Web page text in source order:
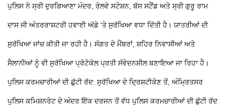
ਪੁਲਿਸ ਨੇ ਸ੍ਰੀ ਦੁਰਗਿਆਣਾ ਮੰਦਰ, ਰੇਲਵੇ ਸਟੇਸ਼ਨ, ਬੱਸ ਸਟੈਂਡ ਅਤੇ ਸ੍ਰੀ ਗੁਰੂ ਰਾਮ
ਦਾਸ ਜੀ ਅੰਤਰਰਾਸ਼ਟਰੀ ਹਵਾਈ ਅੱਡੇ 'ਤੇ ਸੁਰੱਖਿਆ ਵਧਾ ਦਿੱਤੀ ਹੈ। ਯਾਤਰੀਆਂ ਦੀ
ਸੁਰੱਖਿਆ ਜਾਂਚ ਕੀਤੀ ਜਾ ਰਹੀ ਹੈ। ਸੰਗਤ ਦੇ ਮੈਂਬਰਾਂ, ਸ਼ਹਿਰ ਨਿਵਾਸੀਆਂ ਅਤੇ
ਸੈਲਾਨੀਆਂ ਨੂੰ ਵੀ ਸੁਰੱਖਿਆ ਪ੍ਰੋਟੋਕੋਲ ਪ੍ਰਤੀ ਸੰਵੇਦਨਸ਼ੀਲ ਬਣਾਇਆ ਜਾ ਰਿਹਾ ਹੈ।
ਪੁਲਿਸ ਕਰਮਚਾਰੀਆਂ ਦੀ ਛੁੱਟੀ ਰੱਦ: ਸੁਰੱਖਿਆ ਦੇ ਦ੍ਰਿਸ਼ਟੀਕੋਣ ਤੋਂ, ਅੰਮ੍ਰਿਤਸਰ
ਪੁਲਿਸ ਕਮਿਸ਼ਨਰੇਟ ਦੇ ਅੰਦਰ ਇੱਕ ਦਰਜਨ ਤੋਂ ਵੱਧ ਪੁਲਿਸ ਕਰਮਚਾਰੀਆਂ ਦੀ ਛੁੱਟੀ ਰੱਦ